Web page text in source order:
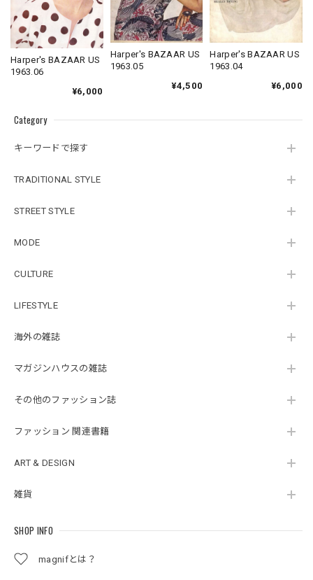
Category
キーワードで探す
TRADITIONAL STYLE
STREET STYLE
MODE
CULTURE
LIFESTYLE
海外の雑誌
マガジンハウスの雑誌
その他のファッション誌
ファッション 関連書籍
ART & DESIGN
雑貨
SHOP INFO
magnifとは？
Harper's BAZAAR US
1963.06
¥6,000
Harper's BAZAAR US
1963.05
¥4,500
Harper's BAZAAR US
1963.04
¥6,000